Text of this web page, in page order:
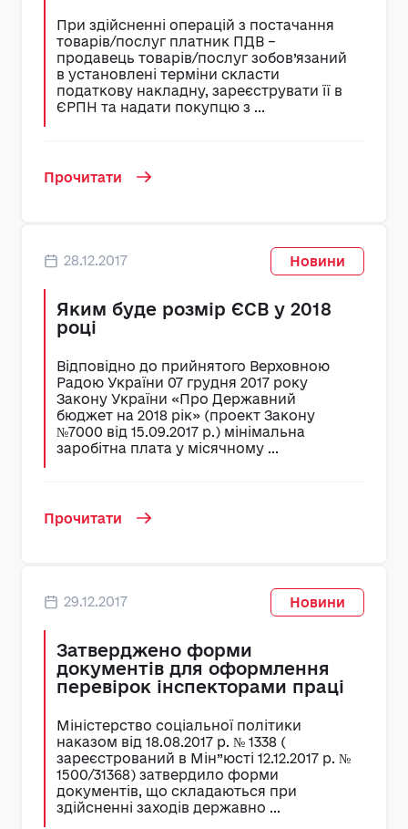
При здійсненні операцій з постачання
товарів/послуг платник ПДВ –
продавець товарів/послуг зобов’язаний
в установлені терміни скласти
податкову накладну, зареєструвати її в
ЄРПН та надати покупцю з ...
Прочитати
28.12.2017 Новини
Яким буде розмір ЄСВ у 2018
році
Відповідно до прийнятого Верховною
Радою України 07 грудня 2017 року
Закону України «Про Державний
бюджет на 2018 рік» (проект Закону
№7000 від 15.09.2017 р.) мінімальна
заробітна плата у місячному ...
Прочитати
29.12.2017 Новини
Затверджено форми
документів для оформлення
перевірок інспекторами праці
Міністерство соціальної політики
наказом від 18.08.2017 р. № 1338 (
зареєстрований в Мін”юсті 12.12.2017 р. №
1500/31368) затвердило форми
документів, що складаються при
здійсненні заходів державно ...